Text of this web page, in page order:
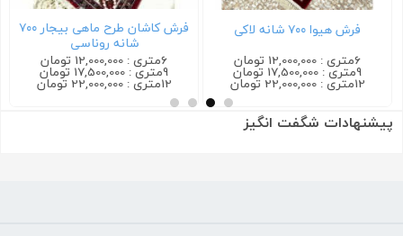
فرش هیوا ۷۰۰ شانه لاکی
6متری : 12,000,000 تومان
9متری : 17,500,000 تومان
12متری : 22,000,000 تومان
فرش کاشان طرح ماهی بیجار ۷۰۰
شانه روناسی
6متری : 12,000,000 تومان
9متری : 17,500,000 تومان
12متری : 22,000,000 تومان
پیشنهادات شگفت انگیز